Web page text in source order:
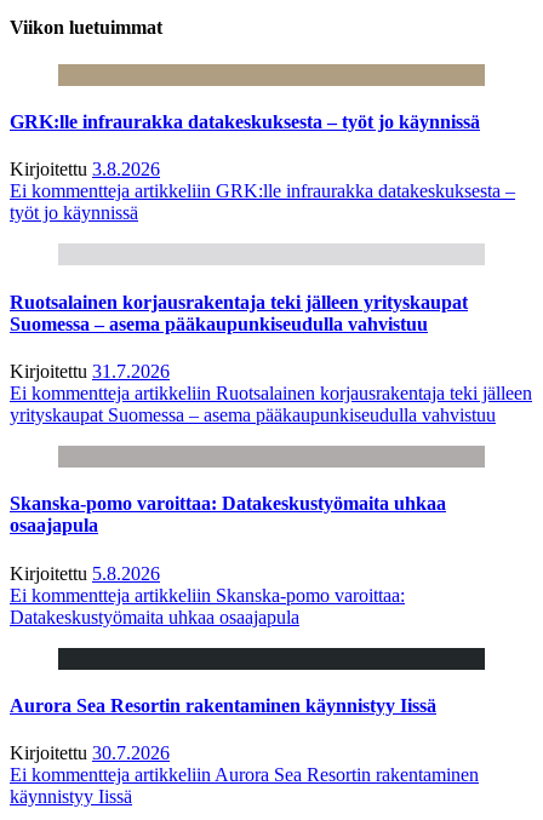
Viikon luetuimmat
GRK:lle infraurakka datakeskuksesta – työt jo käynnissä
Kirjoitettu 3.8.2026
Ei kommentteja artikkeliin GRK:lle infraurakka datakeskuksesta –
työt jo käynnissä
Ruotsalainen korjausrakentaja teki jälleen yrityskaupat
Suomessa – asema pääkaupunkiseudulla vahvistuu
Kirjoitettu 31.7.2026
Ei kommentteja artikkeliin Ruotsalainen korjausrakentaja teki jälleen
yrityskaupat Suomessa – asema pääkaupunkiseudulla vahvistuu
Skanska-pomo varoittaa: Datakeskustyömaita uhkaa
osaajapula
Kirjoitettu 5.8.2026
Ei kommentteja artikkeliin Skanska-pomo varoittaa:
Datakeskustyömaita uhkaa osaajapula
Aurora Sea Resortin rakentaminen käynnistyy Iissä
Kirjoitettu 30.7.2026
Ei kommentteja artikkeliin Aurora Sea Resortin rakentaminen
käynnistyy Iissä